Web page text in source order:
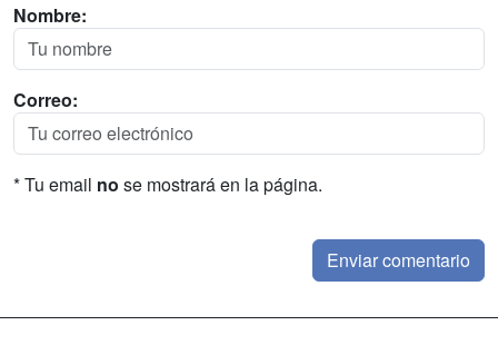
Nombre:
Correo:
* Tu email no se mostrará en la página.